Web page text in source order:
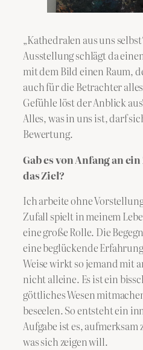
„Kathedralen aus uns
Ausstellung schlägt da
mit dem Bild einen Raum,
auch für die Betrachter
Gefühle löst der Anblick
Alles, was in uns ist, darf
Bewertung.
Gab es von Anfang an
das Ziel?
Ich arbeite ohne
Zufall spielt in meinem
eine große Rolle. Die
eine beglückende
Weise wirkt so jemand mit
nicht alleine. Es ist ein
göttliches Wesen
beseelen. So entsteht ein
Aufgabe ist es,
was sich zeigen will.